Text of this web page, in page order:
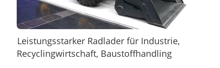
Leistungsstarker Radlader für Industrie,
Recyclingwirtschaft, Baustoffhandling